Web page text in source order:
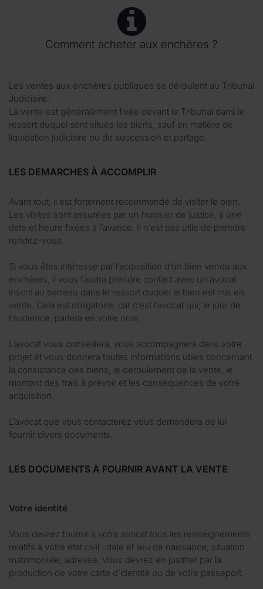
Comment acheter aux enchères ?
Les ventes aux enchères publiques se déroulent au Tribunal
Judiciaire.
La vente est généralement fixée devant le Tribunal dans le
ressort duquel sont situés les biens, sauf en matière de
liquidation judiciaire ou de succession et partage.
LES DEMARCHES À ACCOMPLIR
Avant tout, il est fortement recommandé de visiter le bien.
Les visites sont assurées par un huissier de justice, à une
date et heure fixées à l’avance. Il n’est pas utile de prendre
rendez-vous.
Si vous êtes intéressé par l’acquisition d’un bien vendu aux
enchères, il vous faudra prendre contact avec un avocat
inscrit au barreau dans le ressort duquel le bien est mis en
vente. Cela est obligatoire, car c’est l’avocat qui, le jour de
l’audience, parlera en votre nom.
L’avocat vous conseillera, vous accompagnera dans votre
projet et vous donnera toutes informations utiles concernant
la consistance des biens, le déroulement de la vente, le
montant des frais à prévoir et les conséquences de votre
acquisition.
L’avocat que vous contacterez vous demandera de lui
fournir divers documents.
LES DOCUMENTS À FOURNIR AVANT LA VENTE
Votre identité
Vous devrez fournir à votre avocat tous les renseignements
relatifs à votre état civil : date et lieu de naissance, situation
matrimoniale, adresse. Vous devrez en justifier par la
production de votre carte d’identité ou de votre passeport.